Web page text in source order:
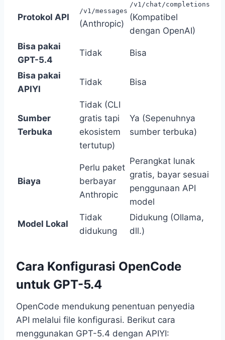
Protokol API
/v1/messages
(Anthropic)
/v1/chat/completions
(Kompatibel
dengan OpenAI)
Bisa pakai
GPT-5.4
Tidak Bisa
Bisa pakai
APIYI
Tidak Bisa
Sumber
Terbuka
Tidak (CLI
gratis tapi
ekosistem
tertutup)
Ya (Sepenuhnya
sumber terbuka)
Biaya
Perlu paket
berbayar
Anthropic
Perangkat lunak
gratis, bayar sesuai
penggunaan API
model
Model Lokal
Tidak
didukung
Didukung (Ollama,
dll.)
Cara Konfigurasi OpenCode
untuk GPT-5.4
OpenCode mendukung penentuan penyedia
API melalui file konfigurasi. Berikut cara
menggunakan GPT-5.4 dengan APIYI: